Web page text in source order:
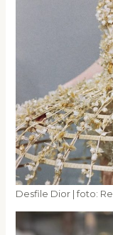
Desfile Dior | foto: